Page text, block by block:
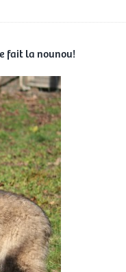
fait la nounou!